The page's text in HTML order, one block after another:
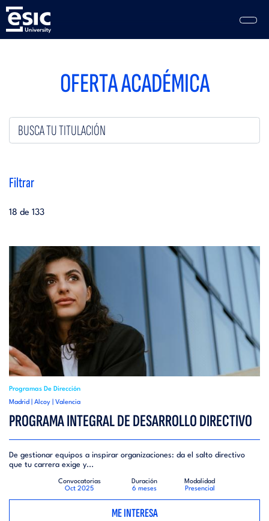
Pasar
contenido
principal
OFERTA ACADÉMICA
Filtrar
18 de 133
Programas De Dirección
Madrid | Alcoy | Valencia
PROGRAMA INTEGRAL DE DESARROLLO DIRECTIVO
De gestionar equipos a inspirar organizaciones: da el salto directivo
que tu carrera exige y...
Convocatorias
Oct 2025
Duración
6 meses
Modalidad
Presencial
ME INTERESA